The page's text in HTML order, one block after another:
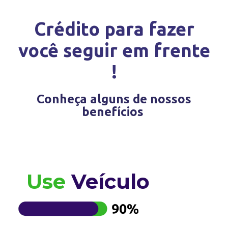
Crédito para fazer
você seguir em frente
!
Conheça alguns de nossos
benefícios
Use Veículo